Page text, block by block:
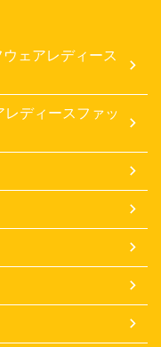
ェアレディース
ディースファッ